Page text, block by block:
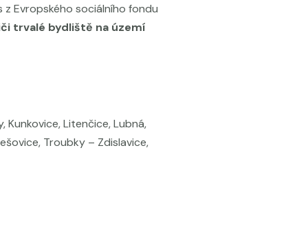
Evropského sociálního fondu
trvalé bydliště na území
Kunkovice, Litenčice, Lubná,
Troubky – Zdislavice,